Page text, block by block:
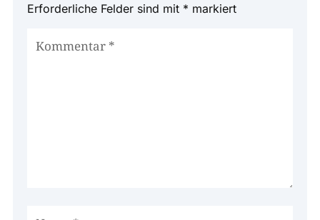
Erforderliche Felder sind mit * markiert